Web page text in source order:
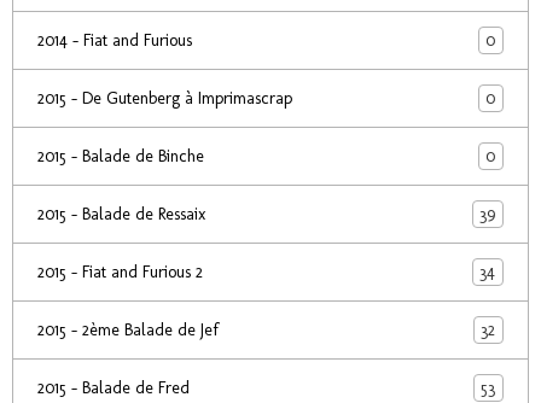
2014 - Fiat and Furious 0
2015 - De Gutenberg à Imprimascrap 0
2015 - Balade de Binche 0
2015 - Balade de Ressaix 39
2015 - Fiat and Furious 2 34
2015 - 2ème Balade de Jef 32
2015 - Balade de Fred 53